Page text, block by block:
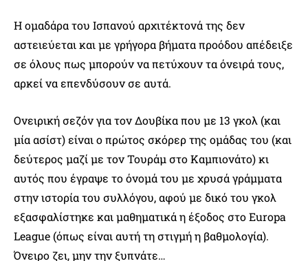
Η ομαδάρα του Ισπανού αρχιτέκτονά της δεν
αστειεύεται και με γρήγορα βήματα προόδου απέδειξε
σε όλους πως μπορούν να πετύχουν τα όνειρά τους,
αρκεί να επενδύσουν σε αυτά.
Ονειρική σεζόν για τον Δουβίκα που με 13 γκολ (και
μία ασίστ) είναι ο πρώτος σκόρερ της ομάδας του (και
δεύτερος μαζί με τον Τουράμ στο Καμπιονάτο) κι
αυτός που έγραψε το όνομά του με χρυσά γράμματα
στην ιστορία του συλλόγου, αφού με δικό του γκολ
εξασφαλίστηκε και μαθηματικά η έξοδος στο Europa
League (όπως είναι αυτή τη στιγμή η βαθμολογία).
Όνειρο ζει, μην την ξυπνάτε…